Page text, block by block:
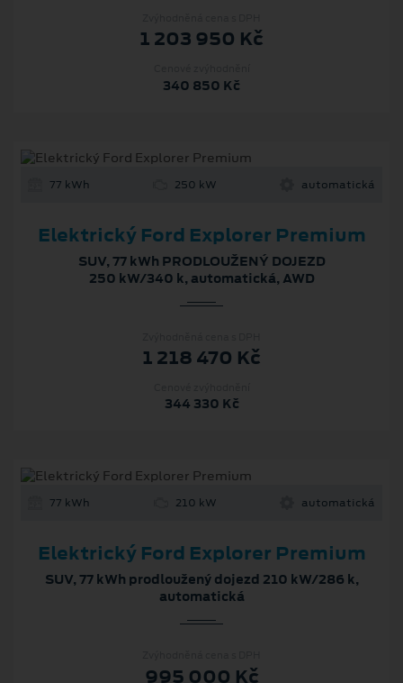
1 203 950 Kč
340 850 Kč
77 kWh 250 kW automatická
Elektrický Ford Explorer Premium
SUV, 77 kWh PRODLOUŽENÝ DOJEZD
250 kW/340 k, automatická, AWD
1 218 470 Kč
344 330 Kč
77 kWh 210 kW automatická
Elektrický Ford Explorer Premium
SUV, 77 kWh prodloužený dojezd 210 kW/286 k,
automatická
995 000 Kč